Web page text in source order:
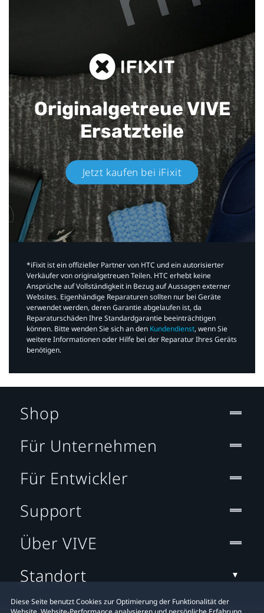
Originalgetreue VIVE
Ersatzteile
Jetzt kaufen bei iFixit​
*iFixit ist ein offizieller Partner von HTC und ein autorisierter
Verkäufer von originalgetreuen Teilen. HTC erhebt keine
Ansprüche auf Vollständigkeit in Bezug auf Aussagen externer
Websites. Eigenhändige Reparaturen sollten nur bei Geräte
verwendet werden, deren Garantie abgelaufen ist, da
Reparaturschäden Ihre Standardgarantie beeinträchtigen
können. Bitte wenden Sie sich an den Kundendienst, wenn Sie
weitere Informationen oder Hilfe bei der Reparatur Ihres Geräts
benötigen.​
Diese Seite benutzt Cookies zur Optimierung der Funktionalität der
Shop
Für Unternehmen
Für Entwickler
Support
Über VIVE
Standort